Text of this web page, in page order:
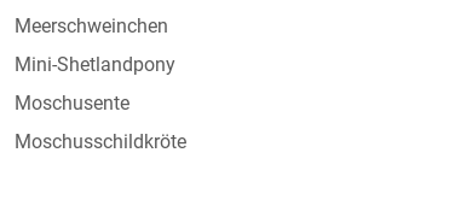
Meerschweinchen
Mini-Shetlandpony
Moschusente
Moschusschildkröte